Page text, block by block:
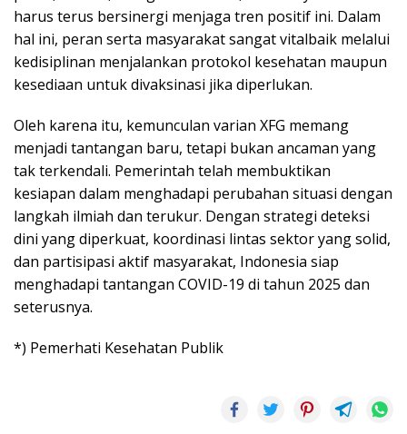
harus terus bersinergi menjaga tren positif ini. Dalam
hal ini, peran serta masyarakat sangat vitalbaik melalui
kedisiplinan menjalankan protokol kesehatan maupun
kesediaan untuk divaksinasi jika diperlukan.
Oleh karena itu, kemunculan varian XFG memang
menjadi tantangan baru, tetapi bukan ancaman yang
tak terkendali. Pemerintah telah membuktikan
kesiapan dalam menghadapi perubahan situasi dengan
langkah ilmiah dan terukur. Dengan strategi deteksi
dini yang diperkuat, koordinasi lintas sektor yang solid,
dan partisipasi aktif masyarakat, Indonesia siap
menghadapi tantangan COVID-19 di tahun 2025 dan
seterusnya.
*) Pemerhati Kesehatan Publik